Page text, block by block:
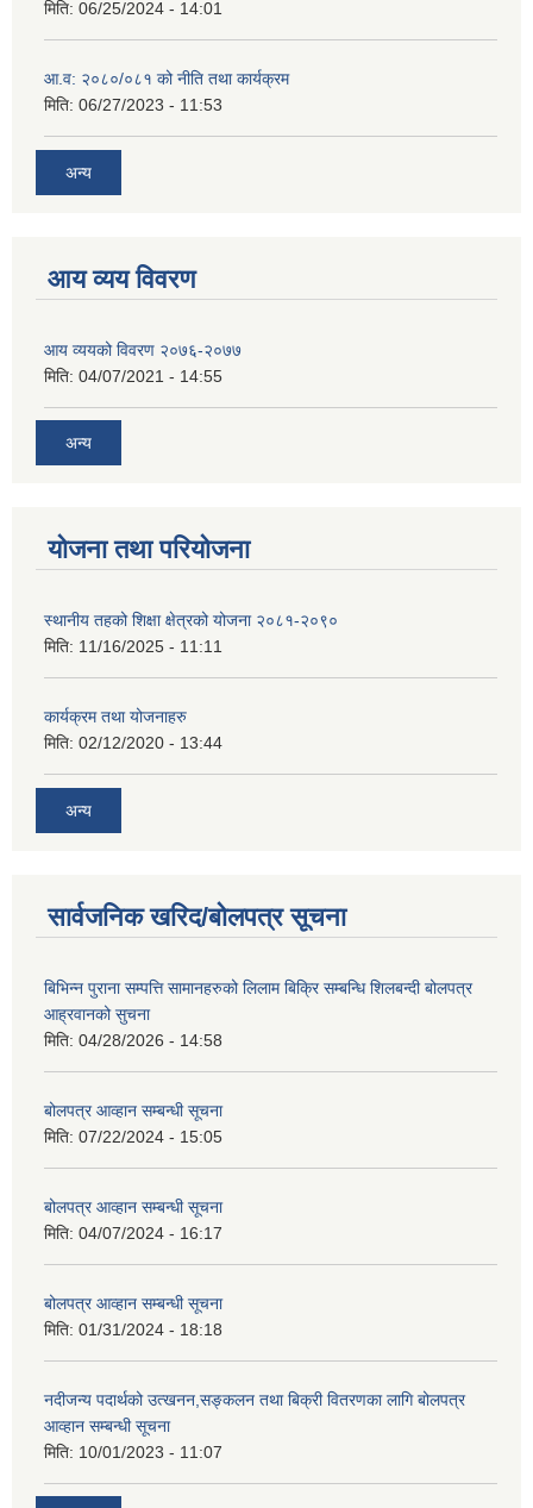
मिति: 06/25/2024 - 14:01
आ.व: २०८०/०८१ को नीति तथा कार्यक्रम
मिति: 06/27/2023 - 11:53
अन्य
आय व्यय विवरण
आय व्ययको विवरण २०७६-२०७७
मिति: 04/07/2021 - 14:55
अन्य
योजना तथा परियोजना
स्थानीय तहको शिक्षा क्षेत्रको योजना २०८१-२०९०
मिति: 11/16/2025 - 11:11
कार्यक्रम तथा योजनाहरु
मिति: 02/12/2020 - 13:44
अन्य
सार्वजनिक खरिद/बोलपत्र सूचना
बिभिन्न पुराना सम्पत्ति सामानहरुको लिलाम बिक्रि सम्बन्धि शिलबन्दी बोलपत्र
आह्रवानको सुचना
मिति: 04/28/2026 - 14:58
बोलपत्र आव्हान सम्बन्धी सूचना
मिति: 07/22/2024 - 15:05
बोलपत्र आव्हान सम्बन्धी सूचना
मिति: 04/07/2024 - 16:17
बोलपत्र आव्हान सम्बन्धी सूचना
मिति: 01/31/2024 - 18:18
नदीजन्य पदार्थको उत्खनन,सङ्कलन तथा बिक्री वितरणका लागि बोलपत्र
आव्हान सम्बन्धी सूचना
मिति: 10/01/2023 - 11:07